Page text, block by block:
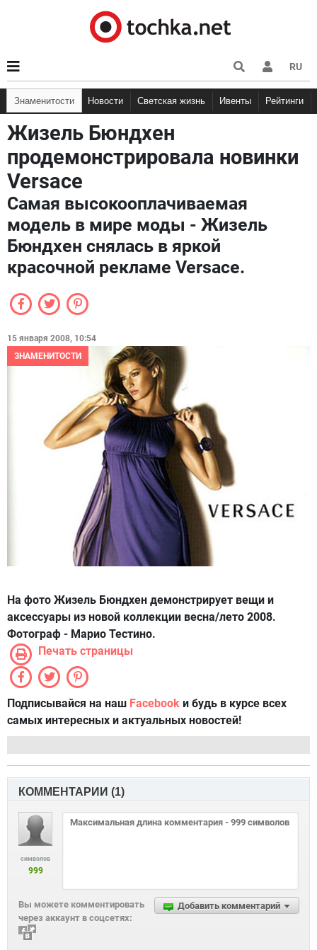
RU
Знаменитости Новости Светская жизнь Ивенты Рейтинги
Жизель Бюндхен
продемонстрировала новинки
Versace
Самая высокооплачиваемая
модель в мире моды - Жизель
Бюндхен снялась в яркой
красочной рекламе Versace.
15 января 2008, 10:54
ЗНАМЕНИТОСТИ
На фото Жизель Бюндхен демонстрирует вещи и
аксессуары из новой коллекции весна/лето 2008.
Фотограф - Марио Тестино.
Печать страницы
Подписывайся на наш Facebook и будь в курсе всех
самых интересных и актуальных новостей!
КОММЕНТАРИИ (1)
символов
999
Добавить комментарий
Вы можете комментировать
через аккаунт в соцсетях: